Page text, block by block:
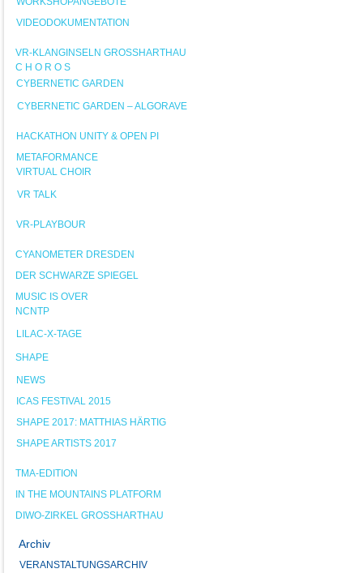
VIDEODOKUMENTATION
VR-KLANGINSELN GROSSHARTHAU
C H O R O S
CYBERNETIC GARDEN
CYBERNETIC GARDEN – ALGORAVE
HACKATHON UNITY & OPEN PI
METAFORMANCE
VIRTUAL CHOIR
VR TALK
VR-PLAYBOUR
CYANOMETER DRESDEN
DER SCHWARZE SPIEGEL
MUSIC IS OVER
NCNTP
LILAC-X-TAGE
SHAPE
NEWS
ICAS FESTIVAL 2015
SHAPE 2017: MATTHIAS HÄRTIG
SHAPE ARTISTS 2017
TMA-EDITION
IN THE MOUNTAINS PLATFORM
DIWO-ZIRKEL GROSSHARTHAU
Archiv
VERANSTALTUNGSARCHIV